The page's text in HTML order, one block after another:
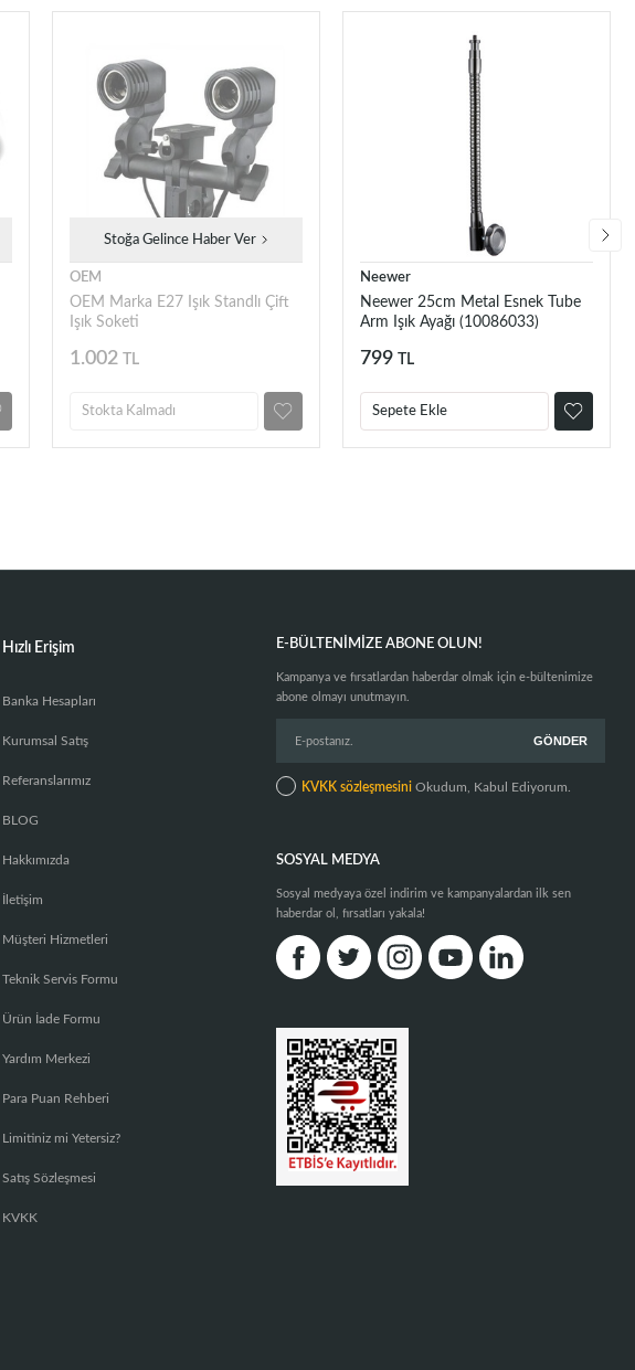
Stoğa Gelince Haber Ver
OEM
OEM Marka E27 Işık Standlı Çift
Işık Soketi
1.002 TL
Stokta Kalmadı
Neewer
Neewer 25cm Metal Esnek Tube
Arm Işık Ayağı (10086033)
799 TL
Sepete Ekle
Hızlı Erişim
Banka Hesapları
Kurumsal Satış
Referanslarımız
BLOG
Hakkımızda
İletişim
Müşteri Hizmetleri
Teknik Servis Formu
Ürün İade Formu
Yardım Merkezi
Para Puan Rehberi
Limitiniz mi Yetersiz?
Satış Sözleşmesi
KVKK
E-BÜLTENIMIZE ABONE OLUN!
Kampanya ve fırsatlardan haberdar olmak için e-bültenimize
abone olmayı unutmayın.
KVKK sözleşmesini Okudum, Kabul Ediyorum.
SOSYAL MEDYA
Sosyal medyaya özel indirim ve kampanyalardan ilk sen
haberdar ol, fırsatları yakala!